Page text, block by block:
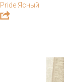
Pride Ясный